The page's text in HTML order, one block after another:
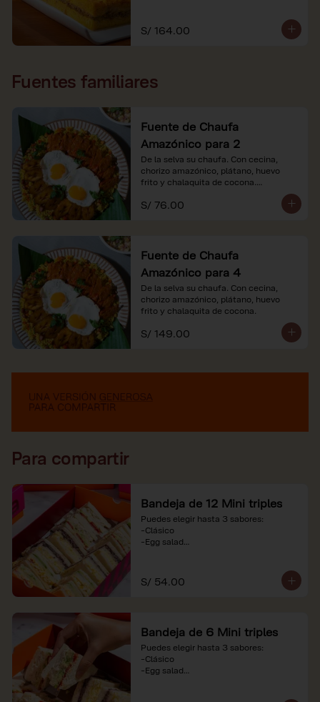
S/ 164.00
Fuentes familiares
Fuente de Chaufa
Amazónico para 2
De la selva su chaufa. Con cecina,
chorizo amazónico, plátano, huevo
frito y chalaquita de cocona.
*Imágenes referenciales.
*Nuestros precios están expresados en
S/ 76.00
Fuente de Chaufa
Amazónico para 4
De la selva su chaufa. Con cecina,
chorizo amazónico, plátano, huevo
frito y chalaquita de cocona.
S/ 149.00
Para compartir
Bandeja de 12 Mini triples
Puedes elegir hasta 3 sabores:
-Clásico
-Egg salad
referenciales.
S/ 54.00
Bandeja de 6 Mini triples
Puedes elegir hasta 3 sabores:
-Clásico
-Egg salad